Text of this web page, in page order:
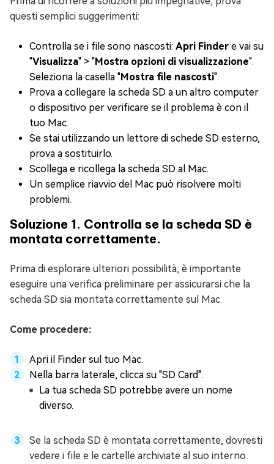
questi semplici suggerimenti:
Controlla se i file sono nascosti: Apri Finder e vai su
"Visualizza" > "Mostra opzioni di visualizzazione".
Seleziona la casella "Mostra file nascosti".
Prova a collegare la scheda SD a un altro computer
o dispositivo per verificare se il problema è con il
tuo Mac.
Se stai utilizzando un lettore di schede SD esterno,
prova a sostituirlo.
Scollega e ricollega la scheda SD al Mac.
Un semplice riavvio del Mac può risolvere molti
problemi.
Soluzione 1. Controlla se la scheda SD è
montata correttamente.
Prima di esplorare ulteriori possibilità, è importante
eseguire una verifica preliminare per assicurarsi che la
scheda SD sia montata correttamente sul Mac.
Come procedere:
Apri il Finder sul tuo Mac.
Nella barra laterale, clicca su "SD Card".
La tua scheda SD potrebbe avere un nome
diverso.
Se la scheda SD è montata correttamente, dovresti
vedere i file e le cartelle archiviate al suo interno.